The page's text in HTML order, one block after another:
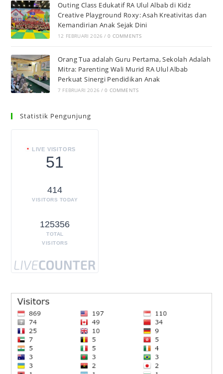
Outing Class Edukatif RA Ulul Albab di Kidz
Creative Playground Roxy: Asah Kreativitas dan
Kemandirian Anak Sejak Dini
12 FEBRUARI 2026 / 0 COMMENTS
Orang Tua adalah Guru Pertama, Sekolah Adalah
Mitra: Parenting Wali Murid RA Ulul Albab
Perkuat Sinergi Pendidikan Anak
7 FEBRUARI 2026 / 0 COMMENTS
Statistik Pengunjung
LIVE VISITORS
51
414
VISITORS TODAY
125356
TOTAL
VISITORS